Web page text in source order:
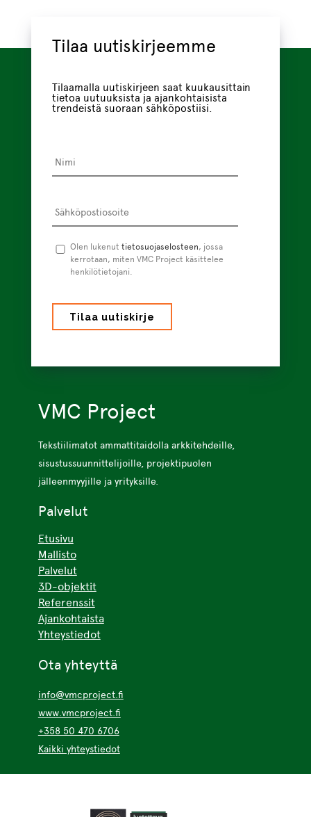
Tilaa uutiskirjeemme
Tilaamalla uutiskirjeen saat kuukausittain
tietoa uutuuksista ja ajankohtaisista
trendeistä suoraan sähköpostiisi.
Tietosuojaseloste *
Olen lukenut tietosuojaselosteen, jossa
kerrotaan, miten VMC Project käsittelee
henkilötietojani.
VMC Project
Tekstiilimatot ammattitaidolla arkkitehdeille,
sisustussuunnittelijoille, projektipuolen
jälleenmyyjille ja yrityksille.
Palvelut
Etusivu
Mallisto
Palvelut
3D-objektit
Referenssit
Ajankohtaista
Yhteystiedot
Ota yhteyttä
info@vmcproject.fi
www.vmcproject.fi
+358 50 470 6706
Kaikki yhteystiedot